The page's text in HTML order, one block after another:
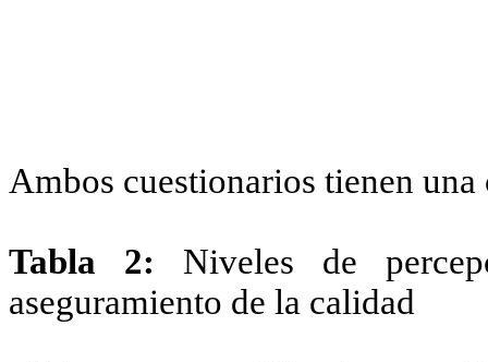
Ambos cuestionarios tienen
Tabla 2: Niveles de
aseguramiento de la calidad